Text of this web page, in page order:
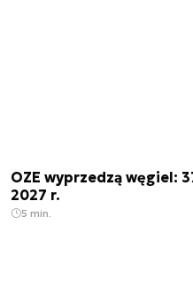
OZE wyprzedzą węgiel:
2027 r.
5 min.